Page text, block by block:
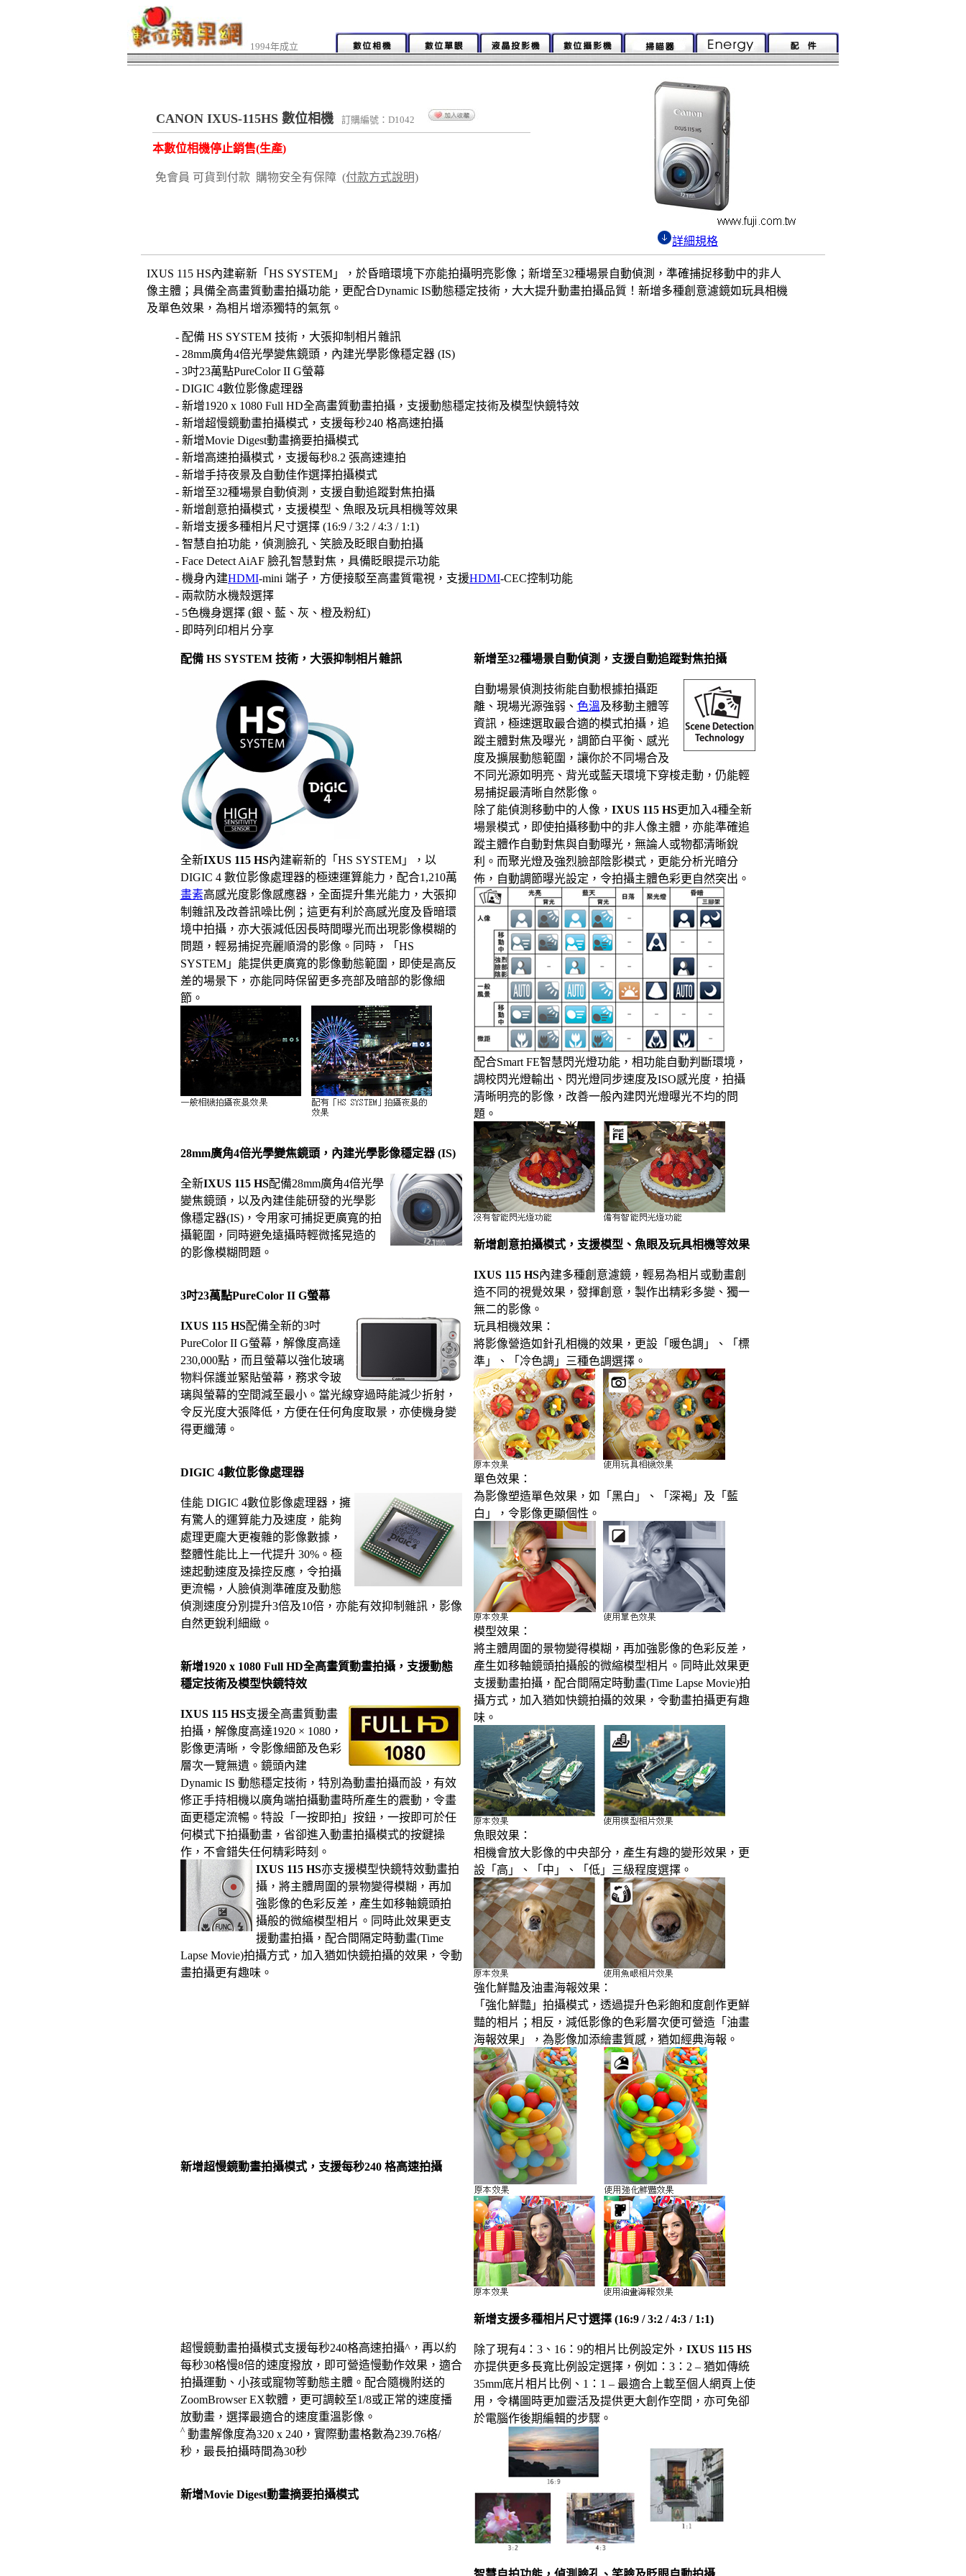
1994年成立
CANON IXUS-115HS 數位相機 訂購編號：D1042
詳細規格
本數位相機停止銷售(生產)
免會員 可貨到付款 購物安全有保障 (付款方式說明)
IXUS 115 HS內建嶄新「HS SYSTEM」，於昏暗環境下亦能拍攝明亮影像；新增至32種場景自動偵測，準確捕捉移動中的非人
像主體；具備全高畫質動畫拍攝功能，更配合Dynamic IS動態穩定技術，大大提升動畫拍攝品質！新增多種創意濾鏡如玩具相機
及單色效果，為相片增添獨特的氣氛。
- 配備 HS SYSTEM 技術，大張抑制相片雜訊
- 28mm廣角4倍光學變焦鏡頭，內建光學影像穩定器 (IS)
- 3吋23萬點PureColor II G螢幕
- DIGIC 4數位影像處理器
- 新增1920 x 1080 Full HD全高畫質動畫拍攝，支援動態穩定技術及模型快鏡特效
- 新增超慢鏡動畫拍攝模式，支援每秒240 格高速拍攝
- 新增Movie Digest動畫摘要拍攝模式
- 新增高速拍攝模式，支援每秒8.2 張高速連拍
- 新增手持夜景及自動佳作選擇拍攝模式
- 新增至32種場景自動偵測，支援自動追蹤對焦拍攝
- 新增創意拍攝模式，支援模型、魚眼及玩具相機等效果
- 新增支援多種相片尺寸選擇 (16:9 / 3:2 / 4:3 / 1:1)
- 智慧自拍功能，偵測臉孔、笑臉及眨眼自動拍攝
- Face Detect AiAF 臉孔智慧對焦，具備眨眼提示功能
- 機身內建HDMI-mini 端子，方便接駁至高畫質電視，支援HDMI-CEC控制功能
- 兩款防水機殼選擇
- 5色機身選擇 (銀、藍、灰、橙及粉紅)
- 即時列印相片分享
配備 HS SYSTEM 技術，大張抑制相片雜訊
全新IXUS 115 HS內建嶄新的「HS SYSTEM」，以
DIGIC 4 數位影像處理器的極速運算能力，配合1,210萬
畫素高感光度影像感應器，全面提升集光能力，大張抑
制雜訊及改善訊噪比例；這更有利於高感光度及昏暗環
境中拍攝，亦大張減低因長時間曝光而出現影像模糊的
問題，輕易捕捉亮麗順滑的影像。同時，「HS
SYSTEM」能提供更廣寬的影像動態範圍，即使是高反
差的場景下，亦能同時保留更多亮部及暗部的影像細
節。
28mm廣角4倍光學變焦鏡頭，內建光學影像穩定器 (IS)
全新IXUS 115 HS配備28mm廣角4倍光學
變焦鏡頭，以及內建佳能研發的光學影
像穩定器(IS)，令用家可捕捉更廣寬的拍
攝範圍，同時避免遠攝時輕微搖晃造的
的影像模糊問題。
3吋23萬點PureColor II G螢幕
IXUS 115 HS配備全新的3吋
PureColor II G螢幕，解像度高達
230,000點，而且螢幕以強化玻璃
物料保護並緊貼螢幕，務求令玻
璃與螢幕的空間減至最小。當光線穿過時能減少折射，
令反光度大張降低，方便在任何角度取景，亦使機身變
得更纖薄。
DIGIC 4數位影像處理器
佳能 DIGIC 4數位影像處理器，擁
有驚人的運算能力及速度，能夠
處理更龐大更複雜的影像數據，
整體性能比上一代提升 30%。極
速起動速度及操控反應，令拍攝
更流暢，人臉偵測準確度及動態
偵測速度分別提升3倍及10倍，亦能有效抑制雜訊，影像
自然更銳利細緻。
新增1920 x 1080 Full HD全高畫質動畫拍攝，支援動態
穩定技術及模型快鏡特效
IXUS 115 HS支援全高畫質動畫
拍攝，解像度高達1920 × 1080，
影像更清晰，令影像細節及色彩
層次一覽無遺。鏡頭內建
Dynamic IS 動態穩定技術，特別為動畫拍攝而設，有效
修正手持相機以廣角端拍攝動畫時所產生的震動，令畫
面更穩定流暢。特設「一按即拍」按鈕，一按即可於任
何模式下拍攝動畫，省卻進入動畫拍攝模式的按鍵操
作，不會錯失任何精彩時刻。
IXUS 115 HS亦支援模型快鏡特效動畫拍
攝，將主體周圍的景物變得模糊，再加
強影像的色彩反差，產生如移軸鏡頭拍
攝般的微縮模型相片。同時此效果更支
援動畫拍攝，配合間隔定時動畫(Time
Lapse Movie)拍攝方式，加入猶如快鏡拍攝的效果，令動
畫拍攝更有趣味。
新增超慢鏡動畫拍攝模式，支援每秒240 格高速拍攝
超慢鏡動畫拍攝模式支援每秒240格高速拍攝^，再以約
每秒30格慢8倍的速度撥放，即可營造慢動作效果，適合
拍攝運動、小孩或寵物等動態主體。配合隨機附送的
ZoomBrowser EX軟體，更可調較至1/8或正常的速度播
放動畫，選擇最適合的速度重溫影像。
^動畫解像度為320 x 240，實際動畫格數為239.76格/
秒，最長拍攝時間為30秒
新增Movie Digest動畫摘要拍攝模式
新增至32種場景自動偵測，支援自動追蹤對焦拍攝
自動場景偵測技術能自動根據拍攝距
離、現場光源強弱、 色溫及移動主體等
資訊，極速選取最合適的模式拍攝，追
蹤主體對焦及曝光，調節白平衡、感光
度及擴展動態範圍，讓你於不同場合及
不同光源如明亮、背光或藍天環境下穿梭走動，仍能輕
易捕捉最清晰自然影像。
除了能偵測移動中的人像， IXUS 115 HS更加入4種全新
場景模式，即使拍攝移動中的非人像主體，亦能準確追
蹤主體作自動對焦與自動曝光，無論人或物都清晰銳
利。而聚光燈及強烈臉部陰影模式，更能分析光暗分
佈，自動調節曝光設定，令拍攝主體色彩更自然突出。
配合Smart FE智慧閃光燈功能，相功能自動判斷環境，
調校閃光燈輸出、閃光燈同步速度及ISO感光度，拍攝
清晰明亮的影像，改善一般內建閃光燈曝光不均的問
題。
新增創意拍攝模式，支援模型、魚眼及玩具相機等效果
IXUS 115 HS內建多種創意濾鏡，輕易為相片或動畫創
造不同的視覺效果，發揮創意，製作出精彩多變、獨一
無二的影像。
玩具相機效果：
將影像營造如針孔相機的效果，更設「暖色調」、「標
準」、「冷色調」三種色調選擇。
單色效果：
為影像塑造單色效果，如「黑白」、「深褐」及「藍
白」，令影像更顯個性。
模型效果：
將主體周圍的景物變得模糊，再加強影像的色彩反差，
產生如移軸鏡頭拍攝般的微縮模型相片。同時此效果更
支援動畫拍攝，配合間隔定時動畫(Time Lapse Movie)拍
攝方式，加入猶如快鏡拍攝的效果，令動畫拍攝更有趣
味。
魚眼效果：
相機會放大影像的中央部分，產生有趣的變形效果，更
設「高」、「中」、「低」三級程度選擇。
強化鮮豔及油畫海報效果：
「強化鮮豔」拍攝模式，透過提升色彩飽和度創作更鮮
豔的相片；相反，減低影像的色彩層次便可營造「油畫
海報效果」，為影像加添繪畫質感，猶如經典海報。
新增支援多種相片尺寸選擇 (16:9 / 3:2 / 4:3 / 1:1)
除了現有4：3、16：9的相片比例設定外， IXUS 115 HS
亦提供更多長寬比例設定選擇，例如：3：2 – 猶如傳統
35mm底片相片比例、1：1 – 最適合上載至個人網頁上使
用，令構圖時更加靈活及提供更大創作空間，亦可免卻
於電腦作後期編輯的步驟。